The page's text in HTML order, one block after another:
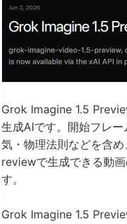
Grok Imagine 1.5
生成AIです。開始フレ
気・物理法則などを含
reviewで生成できる動
す。
Grok Imagine 1.5